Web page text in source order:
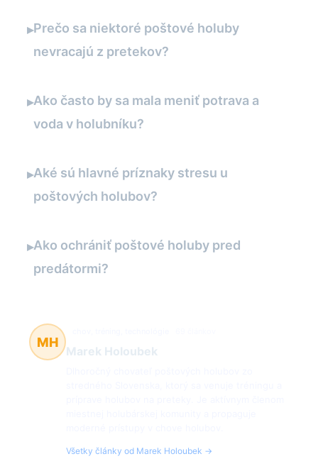
▸Prečo sa niektoré poštové holuby
nevracajú z pretekov?
▸Ako často by sa mala meniť potrava a
voda v holubníku?
▸Aké sú hlavné príznaky stresu u
poštových holubov?
▸Ako ochrániť poštové holuby pred
predátormi?
MH
Marek Holoubek
Všetky články od Marek Holoubek →